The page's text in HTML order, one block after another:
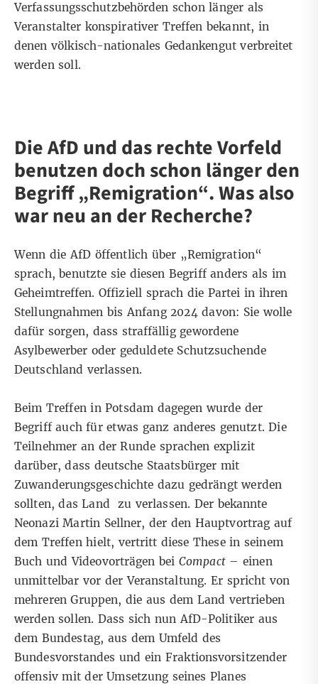
Verfassungsschutzbehörden schon länger als
Veranstalter konspirativer Treffen bekannt, in
denen völkisch-nationales Gedankengut verbreitet
werden soll.
Die AfD und das rechte Vorfeld
benutzen doch schon länger den
Begriff „Remigration“. Was also
war neu an der Recherche?
Wenn die AfD öffentlich über „Remigration“
sprach, benutzte sie diesen Begriff anders als im
Geheimtreffen. Offiziell sprach die Partei in ihren
Stellungnahmen bis Anfang 2024 davon: Sie wolle
dafür sorgen, dass straffällig gewordene
Asylbewerber oder geduldete Schutzsuchende
Deutschland verlassen.
Beim Treffen in Potsdam dagegen wurde der
Begriff auch für etwas ganz anderes genutzt. Die
Teilnehmer an der Runde sprachen explizit
darüber, dass deutsche Staatsbürger mit
Zuwanderungsgeschichte dazu gedrängt werden
sollten, das Land zu verlassen. Der bekannte
Neonazi Martin Sellner, der den Hauptvortrag auf
dem Treffen hielt, vertritt diese These in seinem
Buch und Videovorträgen beiCompact– einen
unmittelbar vor der Veranstaltung. Er spricht von
mehreren Gruppen, die aus dem Land vertrieben
werden sollen. Dass sich nun AfD-Politiker aus
dem Bundestag, aus dem Umfeld des
Bundesvorstandes und ein Fraktionsvorsitzender
offensiv mit der Umsetzung seines Planes